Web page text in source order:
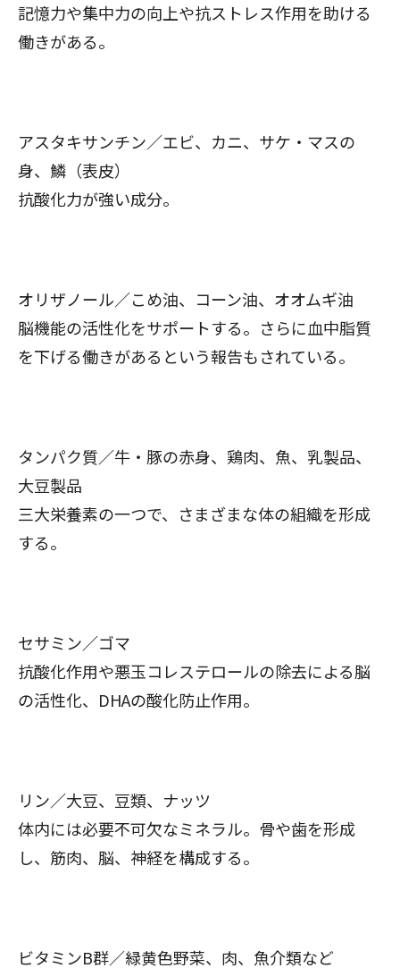
記憶力や集中力の向上や抗ストレス作用を助ける
働きがある。
アスタキサンチン／エビ、カニ、サケ・マスの
身、鱗（表皮）
抗酸化力が強い成分。
オリザノール／こめ油、コーン油、オオムギ油
脳機能の活性化をサポートする。さらに血中脂質
を下げる働きがあるという報告もされている。
タンパク質／牛・豚の赤身、鶏肉、魚、乳製品、
大豆製品
三大栄養素の一つで、さまざまな体の組織を形成
する。
セサミン／ゴマ
抗酸化作用や悪玉コレステロールの除去による脳
の活性化、DHAの酸化防止作用。
リン／大豆、豆類、ナッツ
体内には必要不可欠なミネラル。骨や歯を形成
し、筋肉、脳、神経を構成する。
ビタミンB群／緑黄色野菜、肉、魚介類など